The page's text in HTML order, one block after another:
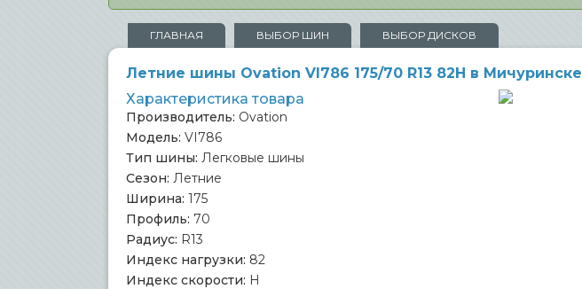
ГЛАВНАЯ ВЫБОР ШИН ВЫБОР ДИСКОВ
Летние шины Ovation VI786 175/70 R13 82H в Мичуринске
Характеристика товара
Производитель: Ovation
Модель: VI786
Тип шины: Легковые шины
Сезон: Летние
Ширина: 175
Профиль: 70
Радиус: R13
Индекс нагрузки: 82
Индекс скорости: H